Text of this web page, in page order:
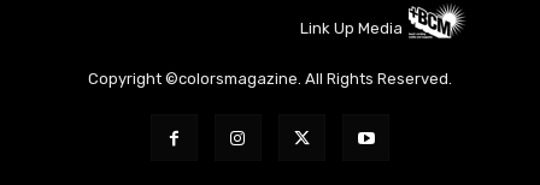
Link Up Media
Copyright ©colorsmagazine. All Rights Reserved.